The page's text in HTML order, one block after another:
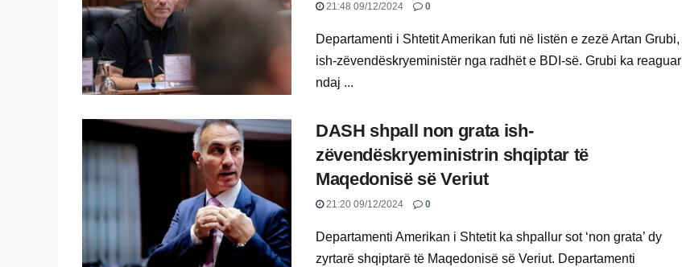
21:48 09/12/2024 0
Departamenti i Shtetit Amerikan futi në listën e zezë Artan Grubi,
ish-zëvendëskryeministër nga radhët e BDI-së. Grubi ka reaguar
ndaj ...
DASH shpall non grata ish-
zëvendëskryeministrin shqiptar të
Maqedonisë së Veriut
21:20 09/12/2024 0
Departamenti Amerikan i Shtetit ka shpallur sot ‘non grata’ dy
zyrtarë shqiptarë të Maqedonisë së Veriut. Departamenti